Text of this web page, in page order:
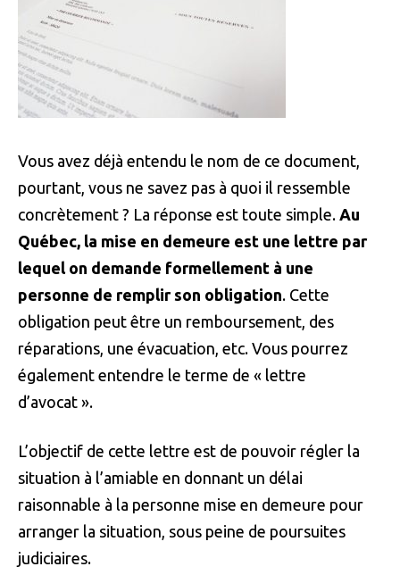
Vous avez déjà entendu le nom de ce document,
pourtant, vous ne savez pas à quoi il ressemble
concrètement ? La réponse est toute simple. Au
Québec, la mise en demeure est une lettre par
lequel on demande formellement à une
personne de remplir son obligation. Cette
obligation peut être un remboursement, des
réparations, une évacuation, etc. Vous pourrez
également entendre le terme de « lettre
d’avocat ».
L’objectif de cette lettre est de pouvoir régler la
situation à l’amiable en donnant un délai
raisonnable à la personne mise en demeure pour
arranger la situation, sous peine de poursuites
judiciaires.